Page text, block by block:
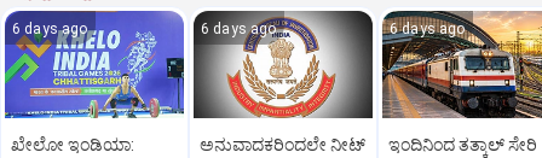
6 days ago
ಖೇಲೋ ಇಂಡಿಯಾ:
6 days ago
ಅನುವಾದಕರಿಂದಲೇ ನೀಟ್‌
6 days ago
ಇಂದಿನಿಂದ ತತ್ಕಾಲ್ ಸೇರಿ